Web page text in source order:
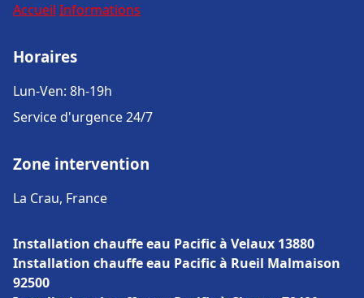
Accueil Informations
Horaires
Lun-Ven: 8h-19h
Service d'urgence 24/7
Zone intervention
La Crau, France
Installation chauffe eau Pacific à Velaux 13880
Installation chauffe eau Pacific à Rueil Malmaison
92500